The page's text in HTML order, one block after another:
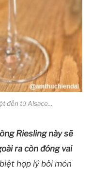
đến từ Alsace…
Riesling này sẽ
ra còn đóng vai
hợp lý bởi món